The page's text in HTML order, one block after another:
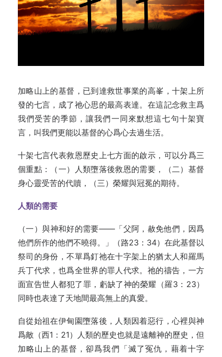
加略山上的基督，已到達救世事業的高峯，十架上所
發的七言，成了祂心思的最高表達。在這記念救主爲
我們受苦的季節，讓我們一同來默想這七句十架寶
言，叫我們更能以基督的心爲心去過生活。
十架七言代表救恩歷史上七方面的啟示，可以分爲三
個重點：（一）人類墮落後救恩的需要，（二）基督
身心靈受苦的代贖，（三）榮耀與冠冕的期待。
人類的需要
（一）與神和好的需要——「父阿，赦免他們，因爲
他們所作的他們不曉得。」（路23：34）在此基督以
祭司的身份，不單爲釘祂在十字架上的猶太人和羅馬
兵丁代求，也爲全世界的罪人代求。祂的禱告，一方
面宣告世人都犯了罪，虧缺了神的榮耀（羅3：23）
同時也表達了天地間最高無上的真愛。
自從始祖在伊甸園墮落後，人類因着惡行，心裡與神
爲敵（西1：21）人類的歷史也就是遠離神的歷史，但
加略山上的基督，卻爲我們「滅了冤仇，藉着十字